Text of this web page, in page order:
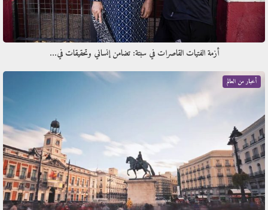
أزمة الفتيات القاصرات في سبتة: تضامن إنساني وتحقيقات في…
أخبار من العالم